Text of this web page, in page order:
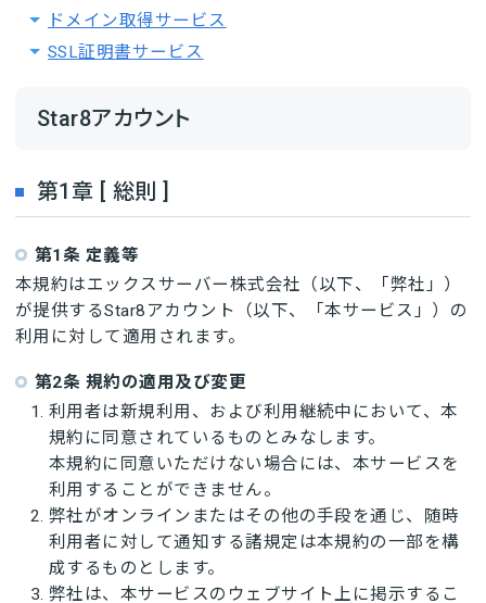
ドメイン取得サービス
SSL証明書サービス
Star8アカウント
第1章 [ 総則 ]
第1条 定義等
本規約はエックスサーバー株式会社（以下、「弊社」）
が提供するStar8アカウント（以下、「本サービス」）の
利用に対して適用されます。
第2条 規約の適用及び変更
利用者は新規利用、および利用継続中において、本
規約に同意されているものとみなします。
本規約に同意いただけない場合には、本サービスを
利用することができません。
弊社がオンラインまたはその他の手段を通じ、随時
利用者に対して通知する諸規定は本規約の一部を構
成するものとします。
弊社は、本サービスのウェブサイト上に掲示するこ